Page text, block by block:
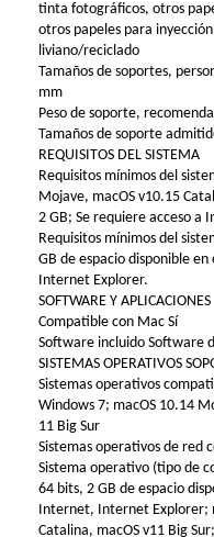
tinta fotográficos, otros
otros papeles para
liviano/reciclado
Tamaños de soportes,
mm
Peso de soporte,
Tamaños de soporte
REQUISITOS DEL SISTEMA
Requisitos mínimos del
Mojave, macOS v10.15
2 GB; Se requiere acceso a
Requisitos mínimos del
GB de espacio disponible
Internet Explorer.
SOFTWARE Y APLICACIONES
Compatible con Mac Sí
Software incluido Software
SISTEMAS OPERATIVOS
Sistemas operativos
Windows 7; macOS 10.14
11 Big Sur
Sistemas operativos de red
Sistema operativo (tipo de
64 bits, 2 GB de espacio
Internet, Internet Explorer;
Catalina, macOS v11 Big